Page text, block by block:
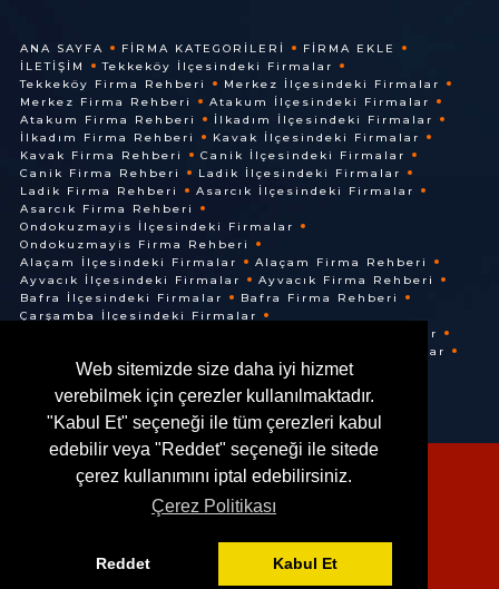
Web sitemizde size daha iyi hizmet
verebilmek için çerezler kullanılmaktadır.
"Kabul Et" seçeneği ile tüm çerezleri kabul
edebilir veya "Reddet" seçeneği ile sitede
çerez kullanımını iptal edebilirsiniz.
Çerez Politikası
Reddet Kabul Et
ANA SAYFA FIRMA KATEGORILERI
FIRMA EKLE
İLETIŞIM
Tekkeköy İlçesindeki Firmalar
Tekkeköy Firma Rehberi
Merkez İlçesindeki Firmalar
Merkez Firma Rehberi
Atakum İlçesindeki Firmalar
Atakum Firma Rehberi
İlkadım İlçesindeki Firmalar
İlkadım Firma Rehberi
Kavak İlçesindeki Firmalar
Kavak Firma Rehberi
Canik İlçesindeki Firmalar
Canik Firma Rehberi
Ladik İlçesindeki Firmalar
Ladik Firma Rehberi
Asarcık İlçesindeki Firmalar
Asarcık Firma Rehberi
Ondokuzmayis İlçesindeki Firmalar
Ondokuzmayis Firma Rehberi
Alaçam İlçesindeki Firmalar
Alaçam Firma Rehberi
Ayvacık İlçesindeki Firmalar
Ayvacık Firma Rehberi
Bafra İlçesindeki Firmalar
Bafra Firma Rehberi
Çarşamba İlçesindeki Firmalar
Terme İlçesindeki Firmalar
Vezirköprü İlçesindeki Firmalar
Vezirköprü Firma Rehberi
© @ 2016. Her Hakkı Saklıdır.